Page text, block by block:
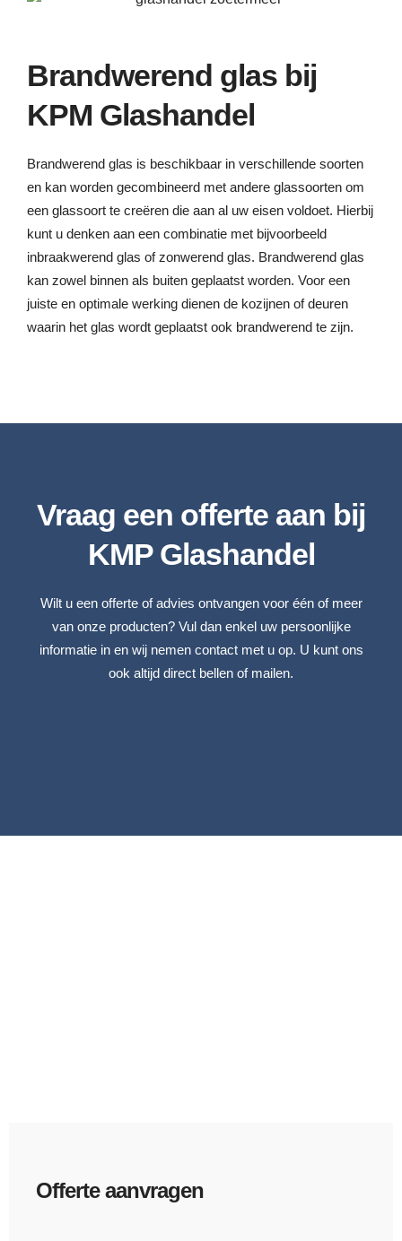
Brandwerend glas bij
KPM Glashandel
Brandwerend glas is beschikbaar in verschillende soorten
en kan worden gecombineerd met andere glassoorten om
een ​​glassoort te creëren die aan al uw eisen voldoet. Hierbij
kunt u denken aan een combinatie met bijvoorbeeld
inbraakwerend glas of zonwerend glas. Brandwerend glas
kan zowel binnen als buiten geplaatst worden. Voor een
juiste en optimale werking dienen de kozijnen of deuren
waarin het glas wordt geplaatst ook brandwerend te zijn.
Vraag een offerte aan bij
KMP Glashandel
Wilt u een offerte of advies ontvangen voor één of meer
van onze producten? Vul dan enkel uw persoonlijke
informatie in en wij nemen contact met u op. U kunt ons
ook altijd direct bellen of mailen.
Offerte aanvragen